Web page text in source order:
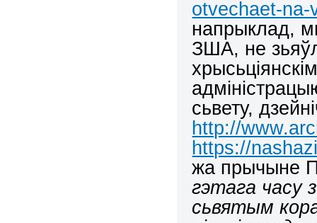
otvechaet-na-
напрыклад,
ЗША, не
сьвету,
http://
https://
жа прычыне
гэтага часу
сьвятым